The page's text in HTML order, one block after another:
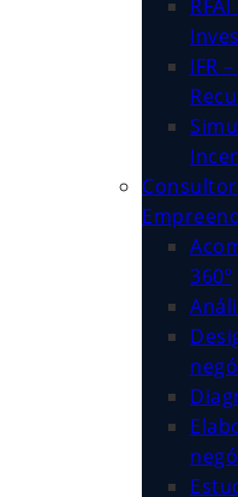
IFR
360º